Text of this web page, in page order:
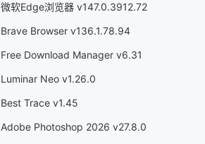
微软Edge浏览器 v147.0.3912.72
Brave Browser v136.1.78.94
Free Download Manager v6.31
Luminar Neo v1.26.0
Best Trace v1.45
Adobe Photoshop 2026 v27.8.0